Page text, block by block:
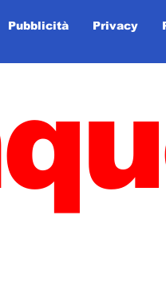
Pubblicità Privacy